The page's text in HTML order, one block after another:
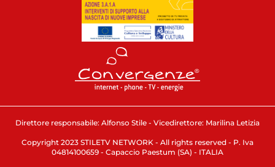
Direttore responsabile: Alfonso Stile - Vicedirettore: Marilina Letizia
Copyright 2023 STILETV NETWORK - All rights reserved - P. Iva
04814100659 - Capaccio Paestum (SA) - ITALIA